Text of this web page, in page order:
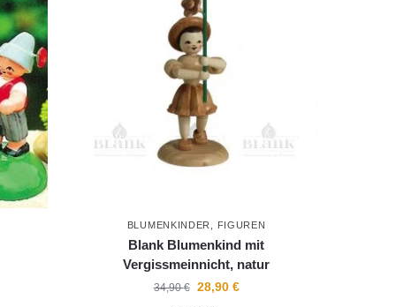
BLUMENKINDER FIGUREN
Blank Blumenkind mit
Vergissmeinnicht, natur
34,90€ 28,90 €